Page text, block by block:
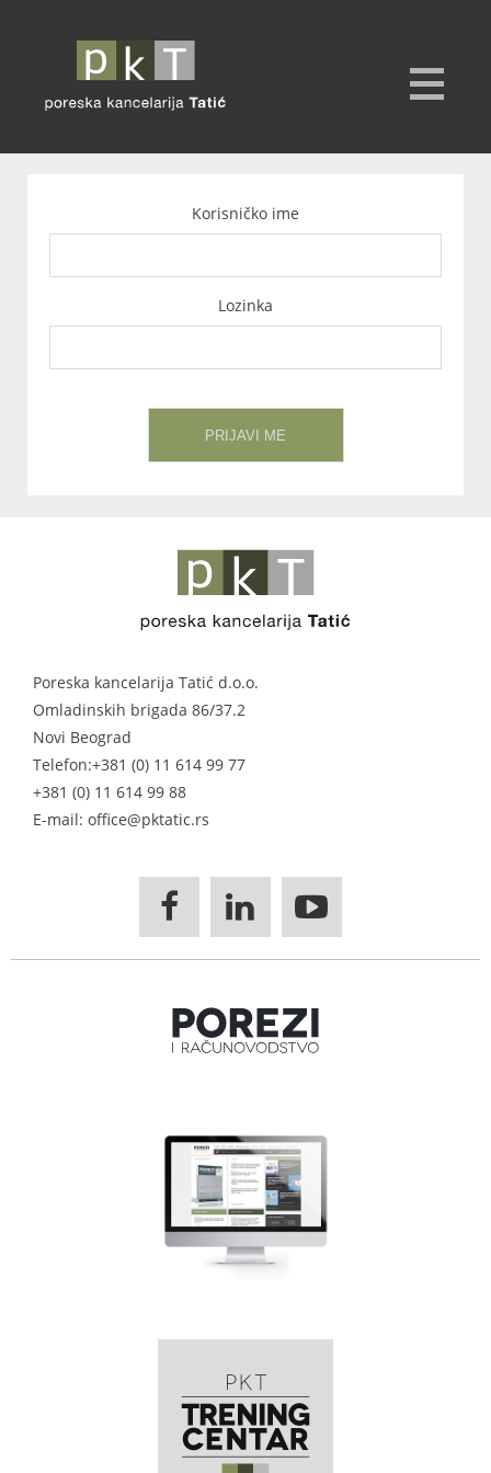
Korisničko ime
Lozinka
Poreska kancelarija Tatić d.o.o.
Omladinskih brigada 86/37.2
Novi Beograd
Telefon:+381 (0) 11 614 99 77
+381 (0) 11 614 99 88
E-mail: office@pktatic.rs
  